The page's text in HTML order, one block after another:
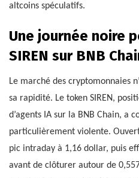
altcoins spéculatifs.
Une journée noire
SIREN sur BNB
Le marché des cryptomonnaies
sa rapidité. Le token SIREN,
d’agents IA sur la BNB Chain, a
particulièrement violente.
pic intraday à 1,16 dollar, puis
avant de clôturer autour de